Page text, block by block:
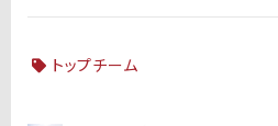
トップチーム